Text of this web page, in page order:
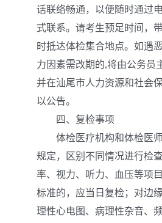
话联络畅通，以便随时通过
式联系。请考生预足时间，
时抵达体检集合地点。如遇
力因素需改期的,将由公务员
并在汕尾市人力资源和社会
以公告。
四、复检事项
体检医疗机构和体检医师
规定，区别不同情况进行检
率、视力、听力、血压等项
标准的，应当日复检；对边
理性心电图、病理性杂音、